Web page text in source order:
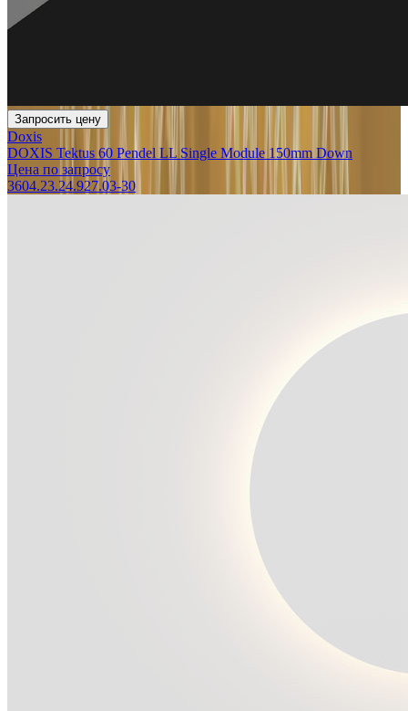
Запросить цену
Doxis
DOXIS Tektus 60 Pendel LL Single Module 150mm Down
Цена по запросу
3604.23.24.927.03-30